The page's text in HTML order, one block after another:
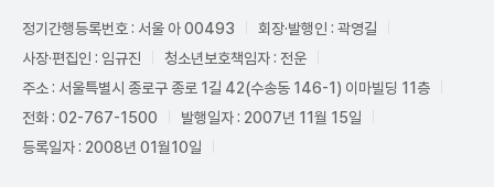
정기간행등록번호 : 서울 아 00493
회장·발행인 : 곽영길
사장·편집인 : 임규진
청소년보호책임자 : 전운
주소 : 서울특별시 종로구 종로 1길 42(수송동 146-1) 이마빌딩 11층
전화 : 02-767-1500
발행일자 : 2007년 11월 15일
등록일자 : 2008년 01월10일